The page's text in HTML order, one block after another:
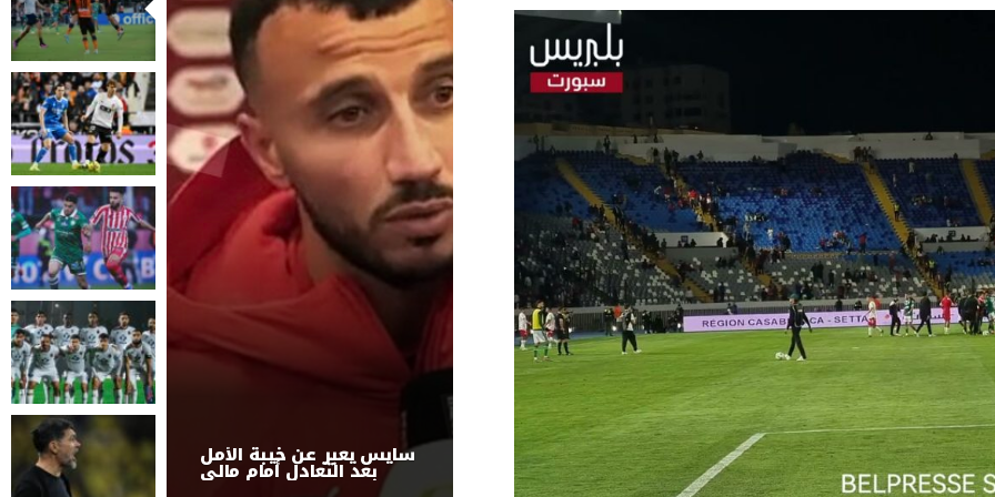
حكيمي يوجّه رسالة
للمغاربة “نحتاج إلى
الوحدة والدعم”
حسابات التأهل.. ماذا يحتاج
الأسود لتفادي لعب الثمن
في البيضاء؟
سايس يعبر عن خيبة الأمل
بعد التعادل أمام مالي